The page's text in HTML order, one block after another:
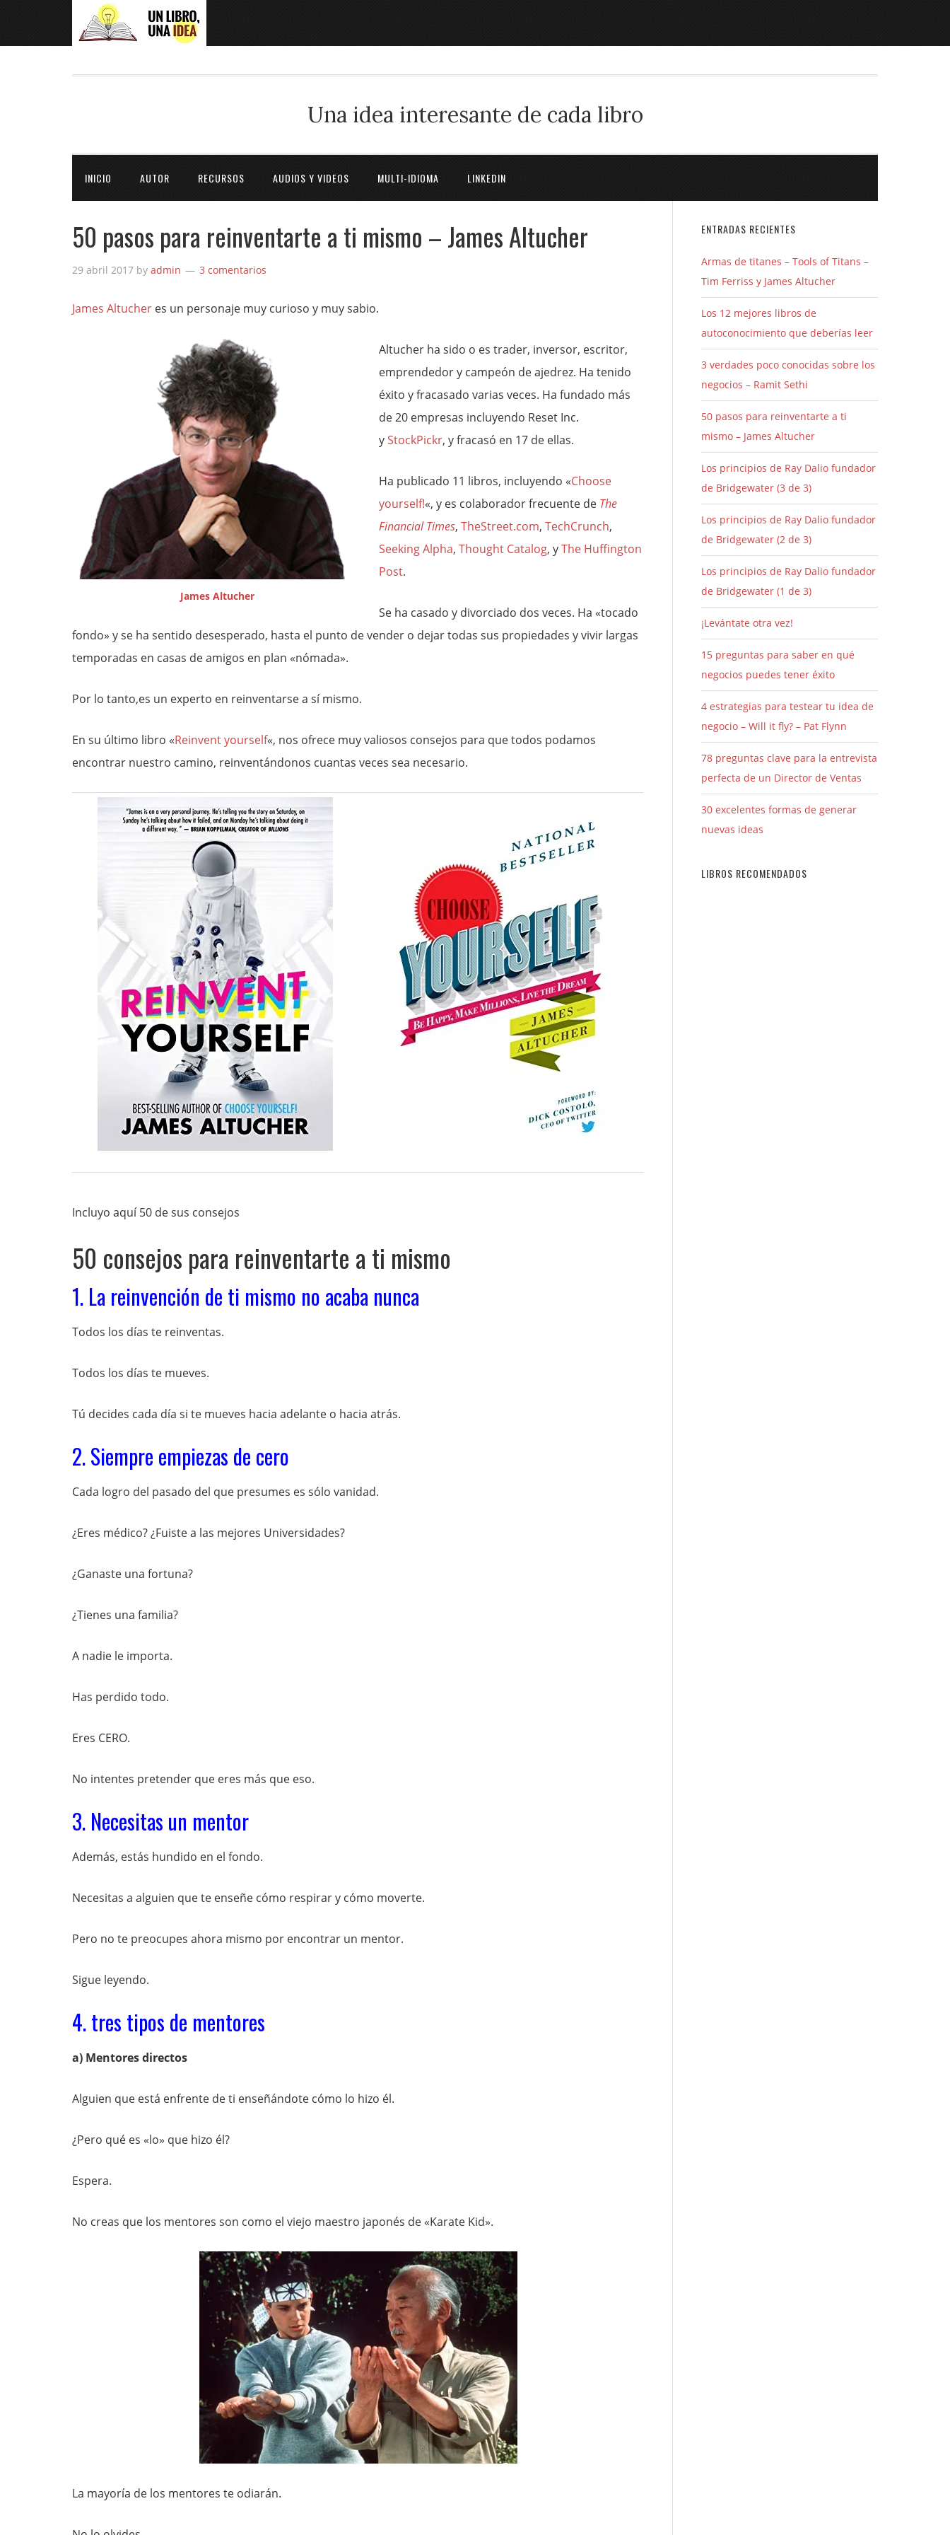
Una idea interesante de cada libro
INICIO AUTOR RECURSOS AUDIOS Y VIDEOS MULTI-IDIOMA LINKEDIN
50 pasos para reinventarte a ti mismo – James Altucher
29 abril 2017 by admin 3 comentarios
James Altucher es un personaje muy curioso y muy sabio.
James Altucher
Altucher ha sido o es trader, inversor, escritor,
emprendedor y campeón de ajedrez. Ha tenido
éxito y fracasado varias veces. Ha fundado más
de 20 empresas incluyendo Reset Inc.
yStockPickr, y fracasó en 17 de ellas.
Ha publicado 11 libros, incluyendo «Choose
yourself!«, y es colaborador frecuente de The
Financial Times, TheStreet.com, TechCrunch,
Seeking Alpha, Thought Catalog, yThe Huffington
Post.
Se ha casado y divorciado dos veces. Ha «tocado
fondo» y se ha sentido desesperado, hasta el punto de vender o dejar todas sus propiedades y vivir largas
temporadas en casas de amigos en plan «nómada».
Por lo tanto,es un experto en reinventarse a sí mismo.
En su último libro «Reinvent yourself«, nos ofrece muy valiosos consejos para que todos podamos
encontrar nuestro camino, reinventándonos cuantas veces sea necesario.
Incluyo aquí 50 de sus consejos
50 consejos para reinventarte a ti mismo
1. La reinvención de ti mismo no acaba nunca
Todos los días te reinventas.
Todos los días te mueves.
Tú decides cada día si te mueves hacia adelante o hacia atrás.
2. Siempre empiezas de cero
Cada logro del pasado del que presumes es sólo vanidad.
¿Eres médico? ¿Fuiste a las mejores Universidades?
¿Ganaste una fortuna?
¿Tienes una familia?
A nadie le importa.
Has perdido todo.
Eres CERO.
No intentes pretender que eres más que eso.
3. Necesitas un mentor
Además, estás hundido en el fondo.
Necesitas a alguien que te enseñe cómo respirar y cómo moverte.
Pero no te preocupes ahora mismo por encontrar un mentor.
Sigue leyendo.
4. tres tipos de mentores
a) Mentores directos
Alguien que está enfrente de ti enseñándote cómo lo hizo él.
¿Pero qué es «lo» que hizo él?
Espera.
No creas que los mentores son como el viejo maestro japonés de «Karate Kid».
La mayoría de los mentores te odiarán.
ENTRADAS RECIENTES
Armas de titanes – Tools of Titans –
Tim Ferriss y James Altucher
Los 12 mejores libros de
autoconocimiento que deberías leer
3 verdades poco conocidas sobre los
negocios – Ramit Sethi
50 pasos para reinventarte a ti
mismo – James Altucher
Los principios de Ray Dalio fundador
de Bridgewater (3 de 3)
Los principios de Ray Dalio fundador
de Bridgewater (2 de 3)
Los principios de Ray Dalio fundador
de Bridgewater (1 de 3)
¡Levántate otra vez!
15 preguntas para saber en qué
negocios puedes tener éxito
4 estrategias para testear tu idea de
negocio – Will it fly? – Pat Flynn
78 preguntas clave para la entrevista
perfecta de un Director de Ventas
30 excelentes formas de generar
nuevas ideas
LIBROS RECOMENDADOS